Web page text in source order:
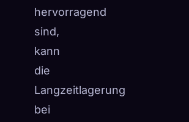
hervorragend
sind,
kann
die
Langzeitlagerung
bei